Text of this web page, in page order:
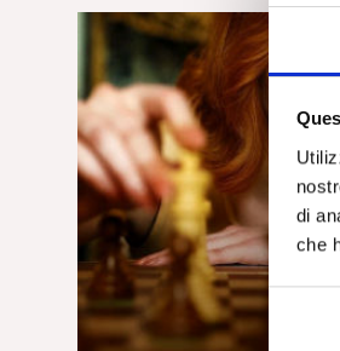
di
che
S